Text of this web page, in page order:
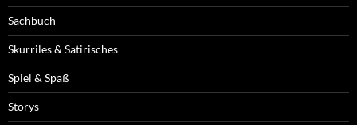
Sachbuch
Skurriles & Satirisches
Spiel & Spaß
Storys